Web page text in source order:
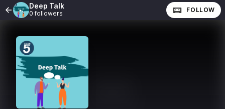
Deep Talk
0 followers FOLLOW